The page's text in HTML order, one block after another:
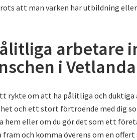
att man varken har utbildning
arbetare
i Vetlanda
rykte om att ha pålitliga och
och ett stort förtroende med dig
hem eller om du gör det som ett
och komma överens om en